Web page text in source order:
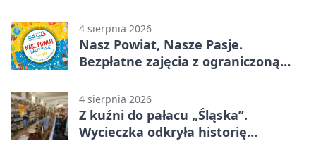
4 sierpnia 2026
Nasz Powiat, Nasze Pasje.
Bezpłatne zajęcia z ograniczoną
4 sierpnia 2026
Z kuźni do pałacu „Śląska”.
Wycieczka odkryła historię